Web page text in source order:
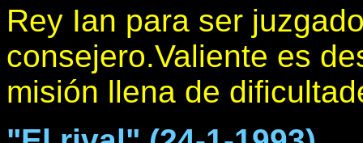
Rey Ian para ser
consejero.Valiente es
misión llena de